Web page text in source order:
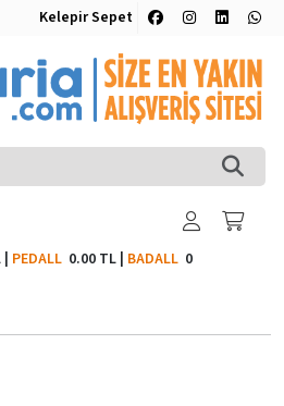
Kelepir Sepet
| PEDALL 0.00 TL| BADALL0